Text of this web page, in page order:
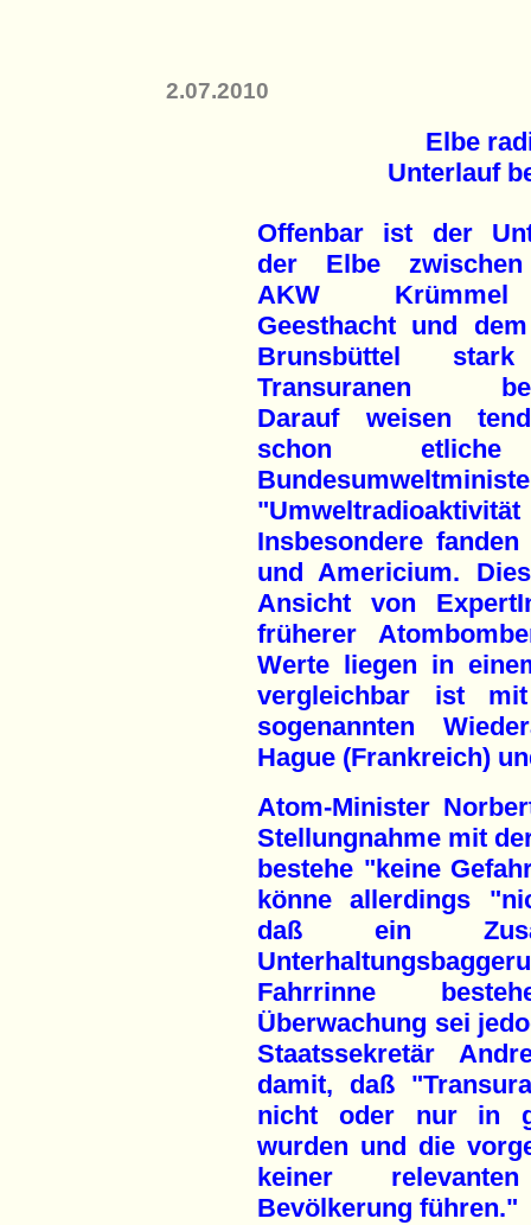
2.07.2010
Elbe
Unterlauf
Offenbar ist der
der Elbe
AKW
Geesthacht und
Brunsbüttel
Transuranen
Darauf weisen
schon etliche
Insbesondere
und Americium.
Ansicht von
früherer
Werte liegen in
vergleichbar ist
sogenannten
Hague (Frankreich)
Atom-Minister
Stellungnahme mit
bestehe "keine
könne allerdings
daß ein
Fahrrinne
Überwachung sei
Staatssekretär
damit, daß
nicht oder nur in
wurden und die
keiner
Bevölkerung führen."